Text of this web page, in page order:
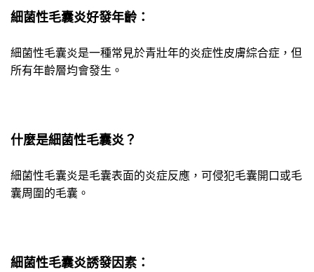
細菌性毛囊炎好發年齡：
細菌性毛囊炎是一種常見於青壯年的炎症性皮膚綜合症，但
所有年齡層均會發生。
什麼是細菌性毛囊炎？
細菌性毛囊炎是毛囊表面的炎症反應，可侵犯毛囊開口或毛
囊周圍的毛囊。
細菌性毛囊炎誘發因素：